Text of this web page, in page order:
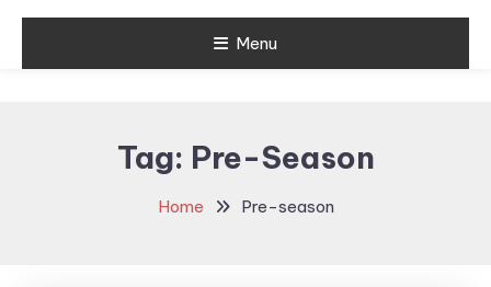
Menu
Tag: Pre-Season
Home Pre-season